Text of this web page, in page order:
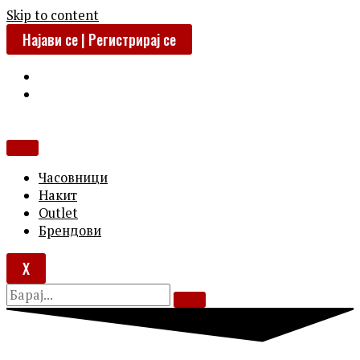
Skip to content
Најави се | Регистрирај се
Часовници
Накит
Outlet
Брендови
X